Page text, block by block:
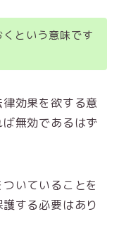
という意味です
効果を欲する意
無効であるはず
いていることを
する必要はあり